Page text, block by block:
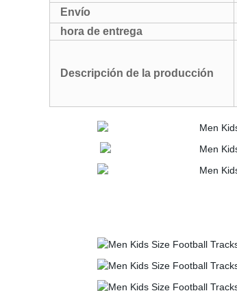
Envío
hora de entrega
Descripción de la producción